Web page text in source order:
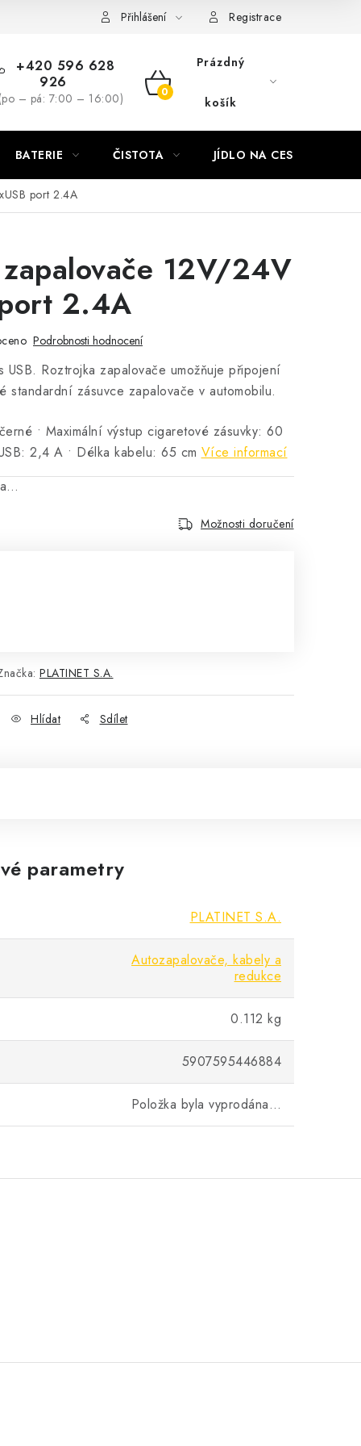
Přihlášení Registrace
+420 596 628
926
– pá: 7:00 – 16:00)
NÁKUPNÍ
Prázdný
košík
BATERIE ČISTOTA JÍDLO NA CESTU
port 2.4A
12V/24V
2.4A
Podrobnosti hodnocení
USB. Roztrojka zapalovače umožňuje připojení
standardní zásuvce zapalovače v automobilu.
• Maximální výstup cigaretové zásuvky: 60
2,4 A • Délka kabelu: 65 cm Více informací
Možnosti doručení
PLATINET S.A.
Hlídat Sdílet
parametry
PLATINET S.A.
Autozapalovače, kabely a
redukce
0.112 kg
5907595446884
Položka byla vyprodána…